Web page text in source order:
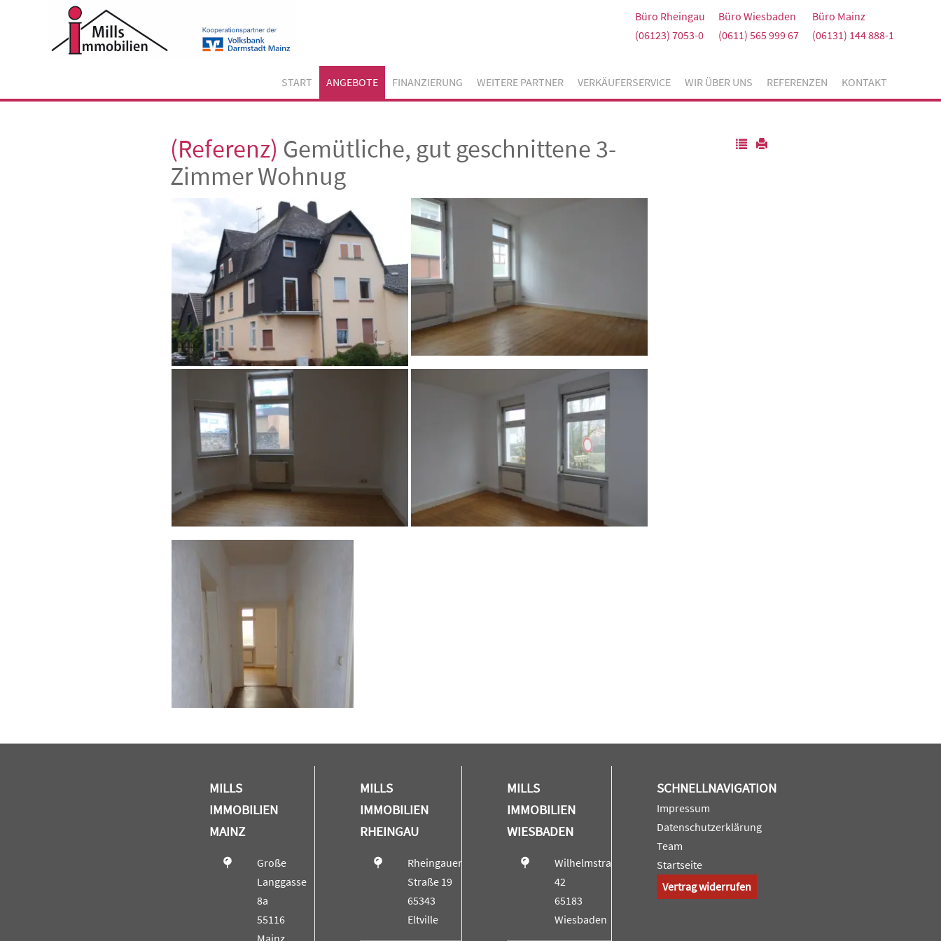
Büro Rheingau
(06123) 7053-0
Büro Wiesbaden
(0611) 565 999 67
Büro Mainz
(06131) 144 888-1
START ANGEBOTE FINANZIERUNG WEITERE PARTNER VERKÄUFERSERVICE WIR ÜBER UNS REFERENZEN KONTAKT
(Referenz) Gemütliche, gut geschnittene 3-
Zimmer Wohnug
MILLS
IMMOBILIEN
MAINZ
Große
Langgasse
8a
55116
Mainz
MILLS
IMMOBILIEN
RHEINGAU
Rheingauer
Straße 19
65343
Eltville
MILLS
IMMOBILIEN
WIESBADEN
Wilhelmstraße
42
65183
Wiesbaden
SCHNELLNAVIGATION
Impressum
Datenschutzerklärung
Team
Startseite
Vertrag widerrufen